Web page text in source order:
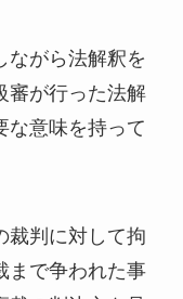
ながら法解釈を
審が行った法解
な意味を持って
裁判に対して拘
まで争われた事